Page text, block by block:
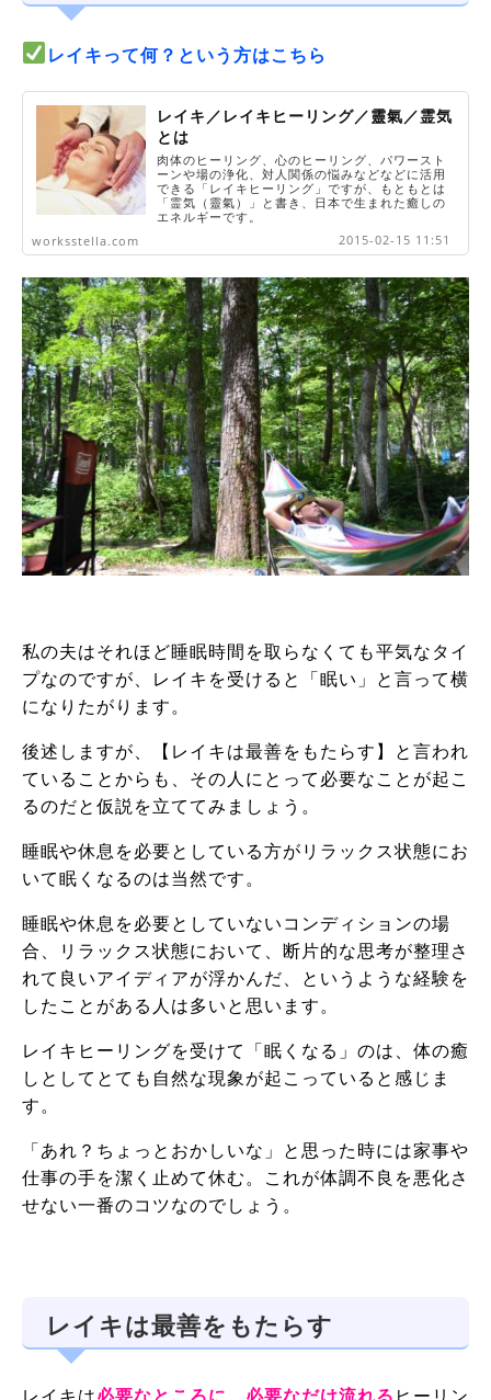
レイキって何？という方はこちら
レイキ／レイキヒーリング／靈氣／霊気
とは
肉体のヒーリング、心のヒーリング、パワースト
ーンや場の浄化、対人関係の悩みなどなどに活用
できる「レイキヒーリング」ですが、もともとは
「霊気（靈氣）」と書き、日本で生まれた癒しの
エネルギーです。
worksstella.com
2015-02-15 11:51
私の夫はそれほど睡眠時間を取らなくても平気なタイ
プなのですが、レイキを受けると「眠い」と言って横
になりたがります。
後述しますが、【レイキは最善をもたらす】と言われ
ていることからも、その人にとって必要なことが起こ
るのだと仮説を立ててみましょう。
睡眠や休息を必要としている方がリラックス状態にお
いて眠くなるのは当然です。
睡眠や休息を必要としていないコンディションの場
合、リラックス状態において、断片的な思考が整理さ
れて良いアイディアが浮かんだ、というような経験を
したことがある人は多いと思います。
レイキヒーリングを受けて「眠くなる」のは、体の癒
しとしてとても自然な現象が起こっていると感じま
す。
「あれ？ちょっとおかしいな」と思った時には家事や
仕事の手を潔く止めて休む。これが体調不良を悪化さ
せない一番のコツなのでしょう。
レイキは最善をもたらす